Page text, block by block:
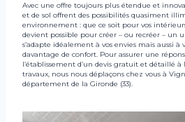
Avec une offre toujours plus étendue et
et de sol offrent des possibilités quasiment
environnement : que ce soit pour vos
devient possible pour créer – ou recréer – un
s’adapte idéalement à vos envies mais aussi
davantage de confort. Pour assurer une
l’établissement d’un devis gratuit et détaillé à
travaux, nous nous déplaçons chez vous à
département de la Gironde (33).